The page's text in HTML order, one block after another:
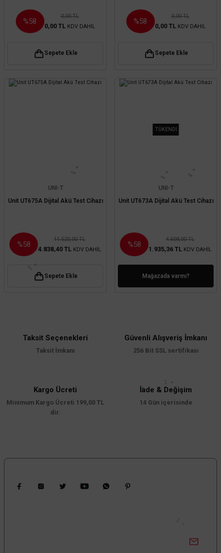
%58
0,00 TL
0,00 TL KDV DAHİL
Sepete Ekle
%58
0,00 TL
0,00 TL KDV DAHİL
Sepete Ekle
UNI-T
Unit UT675A Dijital Akü Test Cihazı
%58
11.520,00 TL
4.838,40 TL KDV DAHİL
Sepete Ekle
TÜKENDİ
UNI-T
Unit UT673A Dijital Akü Test Cihazı
%58
4.608,00 TL
1.935,36 TL KDV DAHİL
Mağazada varmı?
Taksit Seçenekleri
Taksit İmkanı
Güvenli Alışveriş İmkanı
256 Bit SSL sertifikası
Kargo Ücreti
Minimum Kargo Ücreti 199,00 TL
dir.
İade & Değişim
14 Gün içerisinde